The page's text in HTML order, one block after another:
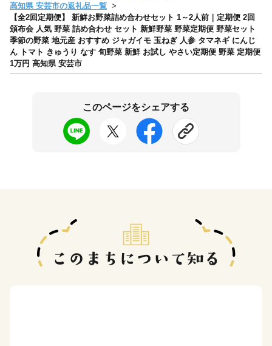
高知県 安芸市の返礼品一覧
【全2回定期便】 新鮮お野菜詰め合わせセット 1～2人前｜定期便 2回
頒布会 人気 野菜 詰め合わせ セット 新鮮野菜 野菜定期便 野菜セット
季節の野菜 地元産 おすすめ ジャガイモ 玉ねぎ 人参 タマネギ にんじ
ん トマト きゅうり なす 旬野菜 新鮮 お試し やさい定期便 野菜 定期便
1万円 高知県 安芸市
このページをシェアする